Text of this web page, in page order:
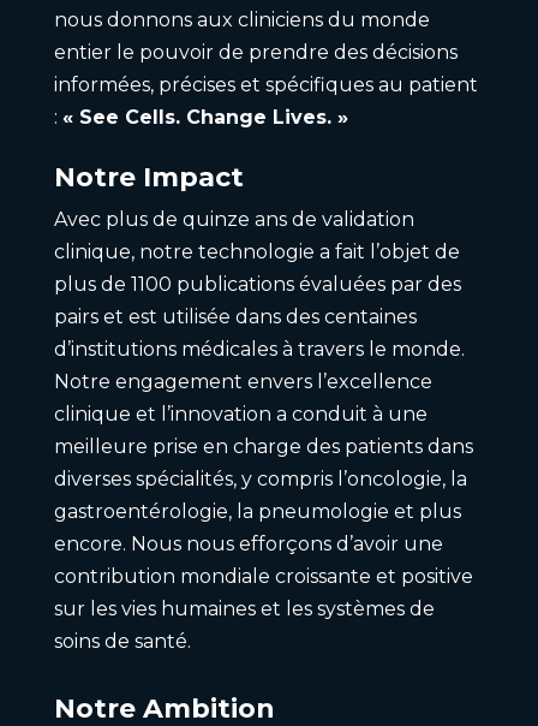
nous donnons aux cliniciens du monde
entier le pouvoir de prendre des décisions
informées, précises et spécifiques au patient
: « See Cells. Change Lives. »
Notre Impact
Avec plus de quinze ans de validation
clinique, notre technologie a fait l’objet de
plus de 1100 publications évaluées par des
pairs et est utilisée dans des centaines
d’institutions médicales à travers le monde.
Notre engagement envers l’excellence
clinique et l’innovation a conduit à une
meilleure prise en charge des patients dans
diverses spécialités, y compris l’oncologie, la
gastroentérologie, la pneumologie et plus
encore. Nous nous efforçons d’avoir une
contribution mondiale croissante et positive
sur les vies humaines et les systèmes de
soins de santé.
Notre Ambition